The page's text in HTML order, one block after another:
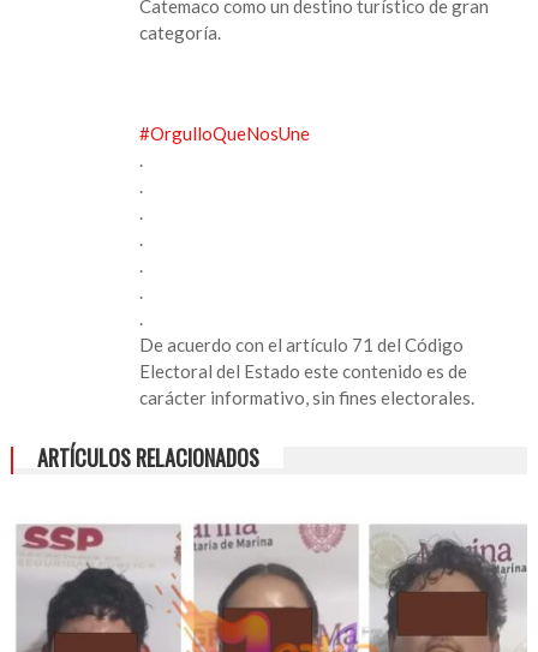
Catemaco como un destino turístico de gran
categoría.
#OrgulloQueNosUne
De acuerdo con el artículo 71 del Código
Electoral del Estado este contenido es de
carácter informativo, sin fines electorales.
ARTÍCULOS RELACIONADOS